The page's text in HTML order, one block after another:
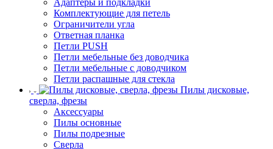
Адаптеры и подкладки
Комплектующие для петель
Ограничители угла
Ответная планка
Петли PUSH
Петли мебельные без доводчика
Петли мебельные с доводчиком
Петли распашные для стекла
Пилы дисковые,
сверла, фрезы
Аксессуары
Пилы основные
Пилы подрезные
Сверла